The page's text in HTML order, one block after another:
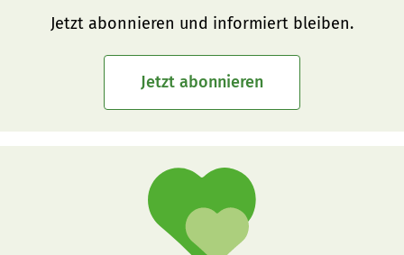
Jetzt abonnieren und informiert bleiben.
Jetzt abonnieren